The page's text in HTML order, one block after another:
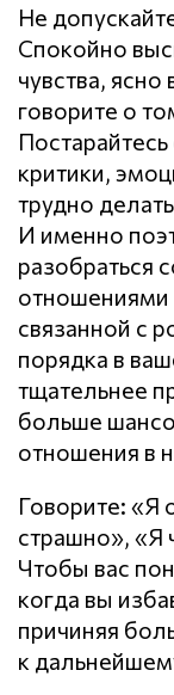
Не
Спокойно
чувства,
говорите о
критики,
трудно
И именно
разобраться
отношениями
связанной с
порядка в
тщательнее
больше
отношения в
Говорите:
страшно», «Я
Чтобы вас
когда вы
причиняя
к